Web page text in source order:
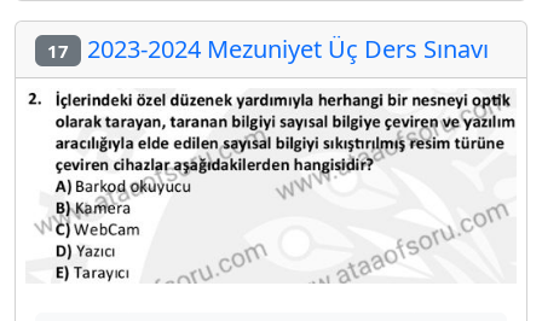
17 2023-2024 Mezuniyet Üç Ders Sınavı